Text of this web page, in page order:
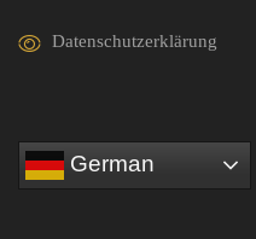
Datenschutzerklärung
German